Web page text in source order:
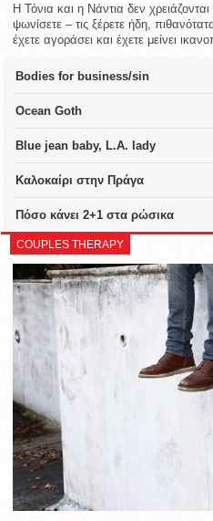
Η Τόνια και η Νάντια δεν
ψωνίσετε – τις ξέρετε ήδη,
έχετε αγοράσει και έχετε μείνει
Bodies for business/sin
Ocean Goth
Blue jean baby, L.A. lady
Καλοκαίρι στην Πράγα
Πόσο κάνει 2+1 στα ρώσικα
COUPLES THERAPY